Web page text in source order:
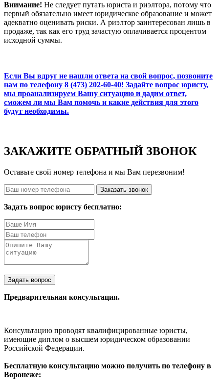
Внимание! Не следует путать юриста и риэлтора, потому что
первый обязательно имеет юридическое образование и может
адекватно оценивать риски. А риэлтор заинтересован лишь в
продаже, так как его труд зачастую оплачивается процентом
исходной суммы.
Если Вы вдруг не нашли ответа на свой вопрос, позвоните
нам по телефону 8 (473) 202-60-40! Задайте вопрос юристу,
мы проанализируем Вашу ситуацию и дадим ответ,
сможем ли мы Вам помочь и какие действия для этого
будут необходимы.
ЗАКАЖИТЕ ОБРАТНЫЙ ЗВОНОК
Оставьте свой номер телефона и мы Вам перезвоним!
Заказать звонок
Задать вопрос юристу бесплатно:
Задать вопрос
Предварительная консультация.
Консультацию проводят квалифицированные юристы,
имеющие диплом о высшем юридическом образовании
Российской Федерации.
Бесплатную консультацию можно получить по телефону в
Воронеже: